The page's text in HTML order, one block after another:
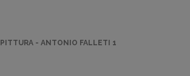
PITTURA - ANTONIO FALLETI 1